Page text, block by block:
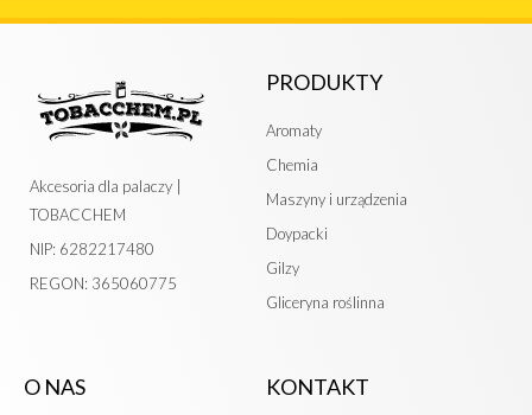
Akcesoria dla palaczy |
TOBACCHEM
NIP: 6282217480
REGON: 365060775
PRODUKTY
Aromaty
Chemia
Maszyny i urządzenia
Doypacki
Gilzy
Gliceryna roślinna
O NAS KONTAKT